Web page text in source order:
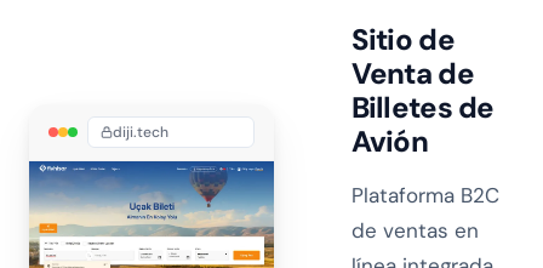
diji.tech
Sitio de
Venta de
Billetes de
Avión
Plataforma B2C
de ventas en